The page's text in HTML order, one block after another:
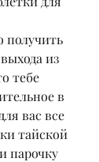
получить
из
тебе
в
вас все
тайской
парочку